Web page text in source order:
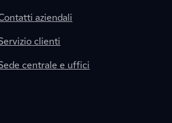
aziendali
clienti
centrale e uffici